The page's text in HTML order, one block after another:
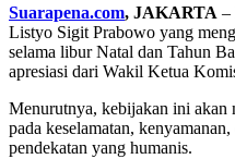
Suarapena.com, JAKARTA –
Listyo Sigit Prabowo yang
selama libur Natal dan Tahun
apresiasi dari Wakil Ketua
Menurutnya, kebijakan ini akan
pada keselamatan,
pendekatan yang humanis.